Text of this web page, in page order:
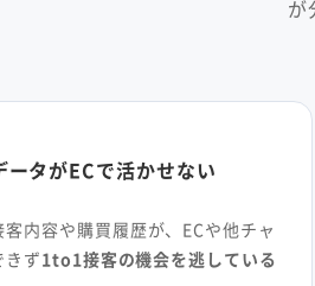
が
ータがECで活かせない
内容や購買履歴が、ECや他チャ
きず1to1接客の機会を逃している